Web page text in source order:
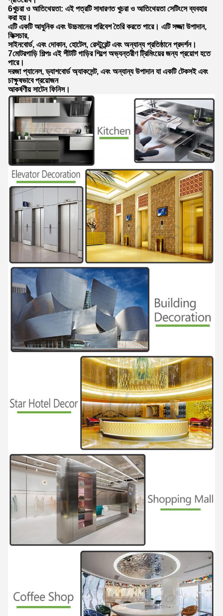
6খুচরা ও আতিথেয়তা: এই পত্রটি সাধারণত খুচরা ও আতিথেয়তা সেটিংসে ব্যবহার
করা হয়।
এটি একটি আধুনিক এবং উচ্চমানের পরিবেশ তৈরি করতে পারে। এটি সজ্জা উপাদান,
ফিক্সচার,
সাইনবোর্ড, এবং দোকান, হোটেল, রেস্টুরেন্ট এবং অন্যান্য প্রতিষ্ঠানে প্রদর্শন।
7মোটরগাড়ি শিল্পঃ এই শীটটি গাড়ির শিল্পে অভ্যন্তরীণ ট্রিমিংয়ের জন্য প্রয়োগ হতে
পারে।
দরজা প্যানেল, ড্যাশবোর্ড অ্যাকসেন্ট, এবং অন্যান্য উপাদান যা একটি টেকসই এবং
চাক্ষুষভাবে প্রয়োজন
আকর্ষণীয় সাটেন ফিনিস।